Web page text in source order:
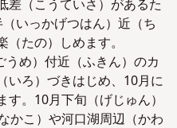
差（こうていさ）があるた
いっかげつはん）近（ち
たの）しめます。
うめ）付近（ふきん）のカ
いろ）づきはじめ、10月に
。10月下旬（げじゅん）
かこ）や河口湖周辺（かわ